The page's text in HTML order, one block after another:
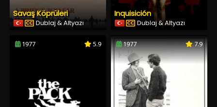
Savaş Köprüleri
Dublaj & Altyazı
Inquisición
Dublaj & Altyazı
1977 5.9 1977 7.9